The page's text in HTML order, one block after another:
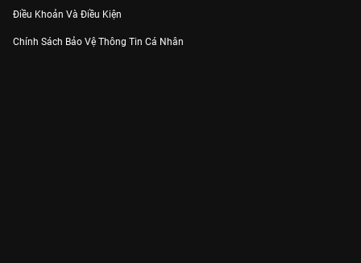
Điều Khoản Và Điều Kiện
Chính Sách Bảo Vệ Thông Tin Cá Nhân